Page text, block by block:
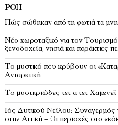
ΡΟΉ
Πώς σώθηκαν από τη φωτιά τα
Νέο χωροταξικό για τον
ξενοδοχεία, νησιά και παράκτιες
Το μυστικό που κρύβουν οι
Ανταρκτική
Το μυστηριώδες τετ α τετ
Ιός Δυτικού Νείλου: Συναγερμός
στην Αττική – Οι περιοχές στο